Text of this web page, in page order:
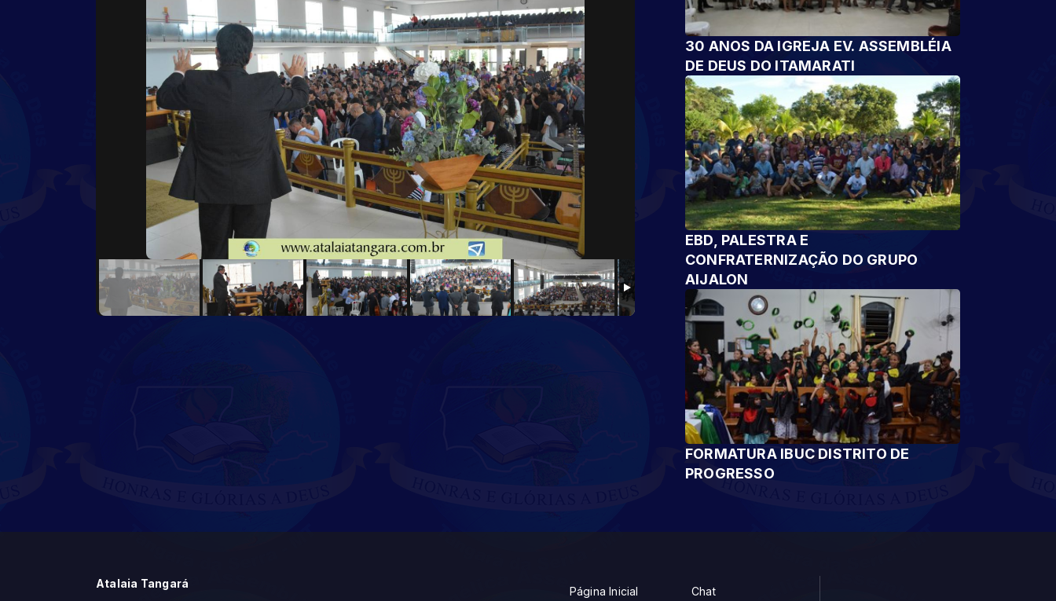
30 ANOS DA IGREJA EV. ASSEMBLÉIA
DE DEUS DO ITAMARATI
EBD, PALESTRA E
CONFRATERNIZAÇÃO DO GRUPO
AIJALON
FORMATURA IBUC DISTRITO DE
PROGRESSO
Atalaia Tangará
Página Inicial Chat